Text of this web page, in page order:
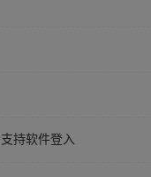
持软件登入